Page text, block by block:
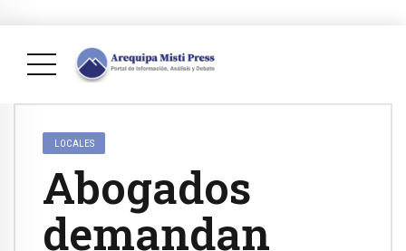
LOCALES
Abogados
demandan